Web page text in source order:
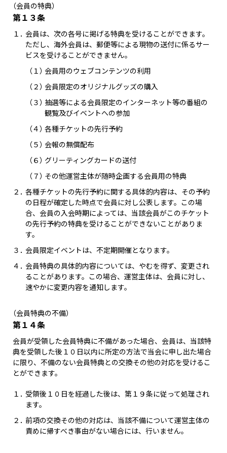
（会員の特典）
第１３条
１．会員は、次の各号に掲げる特典を受けることができます。
ただし、海外会員は、郵便等による現物の送付に係るサー
ビスを受けることができません。
（１）会員用のウェブコンテンツの利用
（２）会員限定のオリジナルグッズの購入
（３）抽選等による会員限定のインターネット等の番組の
観覧及びイベントへの参加
（４）各種チケットの先行予約
（５）会報の無償配布
（６）グリーティングカードの送付
（７）その他運営主体が随時企画する会員用の特典
２．各種チケットの先行予約に関する具体的内容は、その予約
の日程が確定した時点で会員に対し公表します。この場
合、会員の入会時期によっては、当該会員がこのチケット
の先行予約の特典を受けることができないことがありま
す。
３．会員限定イベントは、不定期開催となります。
４．会員特典の具体的内容については、やむを得ず、変更され
ることがあります。この場合、運営主体は、会員に対し、
速やかに変更内容を通知します。
（会員特典の不備）
第１４条
会員が受領した会員特典に不備があった場合、会員は、当該特
典を受領した後１０日以内に所定の方法で当会に申し出た場合
に限り、不備のない会員特典との交換その他の対応を受けるこ
とができます。
１．受領後１０日を経過した後は、第１９条に従って処理され
ます。
２．前項の交換その他の対応は、当該不備について運営主体の
責めに帰すべき事由がない場合には、行いません。